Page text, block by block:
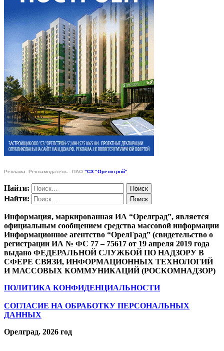
Реклама. Рекламодатель - ПАО "СЗ "Орелстрой"
Найти:
Найти:
Информация, маркированная ИА “Орелград”, является
официальным сообщением средства массовой информации
Информационное агентство “ОрелГрад” (свидетельство о
регистрации ИА № ФС 77 – 75617 от 19 апреля 2019 года
выдано ФЕДЕРАЛЬНОЙ СЛУЖБОЙ ПО НАДЗОРУ В
СФЕРЕ СВЯЗИ, ИНФОРМАЦИОННЫХ ТЕХНОЛОГИЙ
И МАССОВЫХ КОММУНИКАЦИЙ (РОСКОМНАДЗОР)
ПОЛИТИКА КОНФИДЕНЦИАЛЬНОСТИ
СОГЛАСИЕ НА ОБРАБОТКУ ПЕРСОНАЛЬНЫХ
ДАННЫХ
Орелград. 2026 год